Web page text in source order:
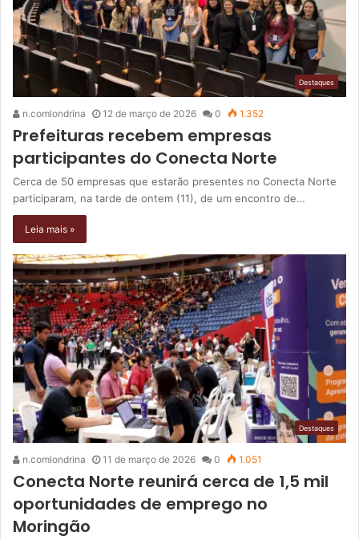
Destaques
n.comlondrina 12 de março de 2026 0 1.352
Prefeituras recebem empresas
participantes do Conecta Norte
Cerca de 50 empresas que estarão presentes no Conecta Norte
participaram, na tarde de ontem (11), de um encontro de…
Leia mais »
Destaques
n.comlondrina 11 de março de 2026 0 1.051
Conecta Norte reunirá cerca de 1,5 mil
oportunidades de emprego no
Moringão